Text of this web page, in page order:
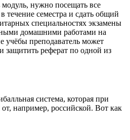
нужно посещать все
течение семестра и сдать общий
специальностях экзамены
домашними работами на
учёбы преподаватель может
защитить реферат по одной из
система, которая при
от, например, российской. Вот как